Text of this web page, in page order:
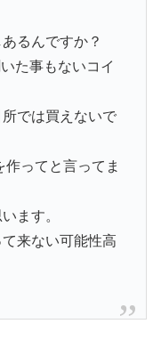
るんですか？
た事もないコイ
では買えないで
ってと言ってま
ます。
来ない可能性高